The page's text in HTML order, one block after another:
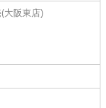
大阪東店)